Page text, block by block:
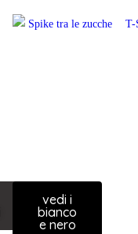
vedi i
bianco
e nero